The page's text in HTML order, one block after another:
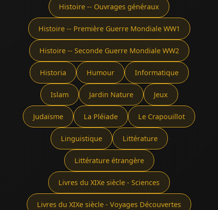
Histoire -- Ouvrages généraux
Histoire -- Première Guerre Mondiale WW1
Histoire -- Seconde Guerre Mondiale WW2
Historia Humour Informatique
Islam Jardin Nature Jeux
Judaïsme La Pléïade Le Crapouillot
Linguistique Littérature
Littérature étrangère
Livres du XIXe siècle - Sciences
Livres du XIXe siècle - Voyages Découvertes